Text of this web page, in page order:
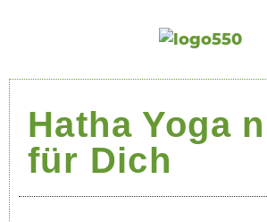
Hatha Yoga
für Dich